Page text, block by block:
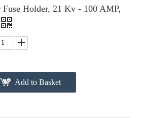
Polymer Fuse Cutout, Drop out Fuses 18 Kv 200A
Holder, 21 Kv - 100 AMP,
Add to Basket